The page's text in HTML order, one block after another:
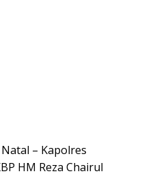
– Kapolres
HM Reza Chairul